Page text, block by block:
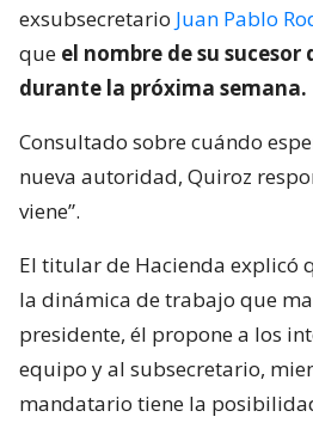
exsubsecretario Juan Pablo
que el nombre de su sucesor
durante la próxima semana.
Consultado sobre cuándo
nueva autoridad, Quiroz
viene”.
El titular de Hacienda explicó
la dinámica de trabajo que
presidente, él propone a los
equipo y al subsecretario,
mandatario tiene la